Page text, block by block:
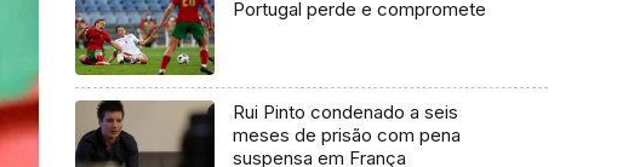
Portugal perde e compromete
Rui Pinto condenado a seis
meses de prisão com pena
suspensa em França